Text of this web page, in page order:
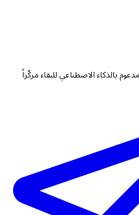
بالذكاء الاصطناعي للبقاء مركّزاً